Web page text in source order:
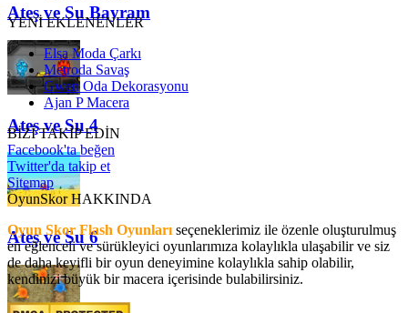
Ateş ve Su Bayram
Ateş ve Su 4
Ateş ve Su 6
YENİ EKLENENLER
Elsa Moda Çarkı
Metroda Savaş
Gwen Oda Dekorasyonu
Ajan P Macera
BİZİ TAKİP EDİN
Facebook'ta beğen
Twitter'da takip et
Sitemap
OyunSkor HAKKINDA
Oyun Skor Flash Oyunları seçeneklerimiz ile özenle oluşturulmuş
en eğlenceli ve sürükleyici oyunlarımıza kolaylıkla ulaşabilir ve siz
de daha keyifli bir oyun deneyimine kolaylıkla sahip olabilir,
kendinizi büyük bir macera içerisinde bulabilirsiniz.